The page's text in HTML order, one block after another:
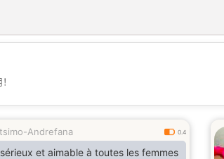
Andrefana 0.4
et aimable à toutes les femmes